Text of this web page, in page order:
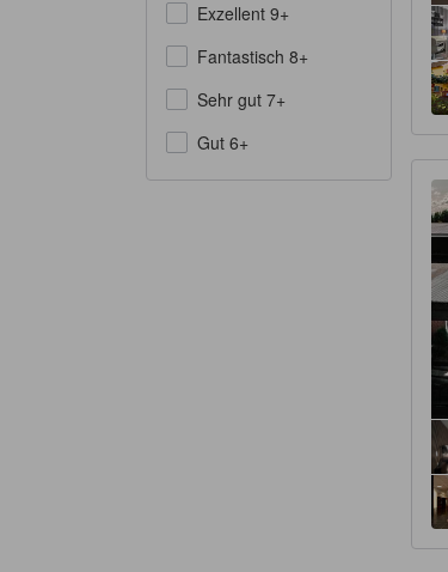
Exzellent 9+
Fantastisch 8+
Sehr gut 7+
Gut 6+